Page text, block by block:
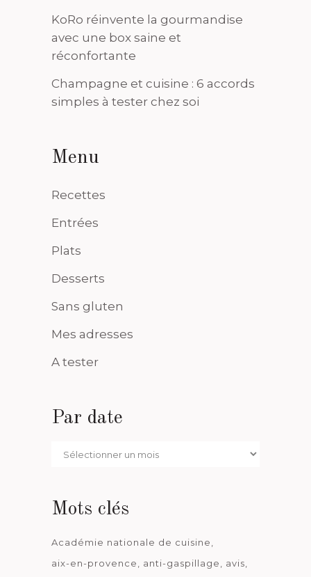
KoRo réinvente la gourmandise
avec une box saine et
réconfortante
Champagne et cuisine : 6 accords
simples à tester chez soi
Menu
Recettes
Entrées
Plats
Desserts
Sans gluten
Mes adresses
A tester
Par date
Par
Mots clés
Académie nationale de cuisine
aix-en-provence
anti-gaspillage
avis